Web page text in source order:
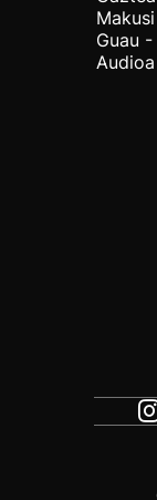
Makusi
Guau
Audioa